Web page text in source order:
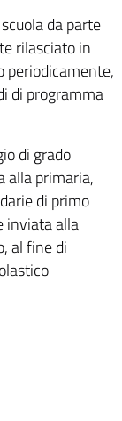
da parte
rilasciato in
periodicamente,
di programma
di grado
alla primaria,
di primo
inviata alla
al fine di